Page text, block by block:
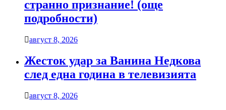
странно признание! (още
подробности)
август 8, 2026
Жесток удар за Ванина Недкова
след една година в телевизията
август 8, 2026